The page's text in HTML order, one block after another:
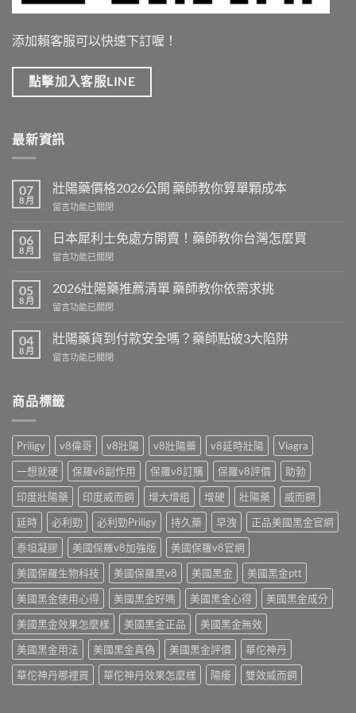
添加賴客服可以快速下訂喔！
點擊加入客服LINE
最新資訊
07
8 月
壯陽藥價格2026公開 藥師教你算單顆成本
在
陽
藥
價
2026
公
開
師
教
單
顆
本〉
留言功能已關閉
06
8 月
日本犀利士免處方開賣！藥師教你台灣怎麼買
在
本
利
免
處
方
藥
你
台
灣
怎
麼
買〉
中
留言功能已關閉
05
8 月
2026壯陽藥推薦清單 藥師教你依需求挑
在
壯
陽
藥
清
教
你
依
需
求
挑〉
中
留言功能已關閉
04
8 月
壯陽藥貨到付款安全嗎？藥師點破3大陷阱
在
藥
貨
付
安
全
嗎？
藥
師
點
破
3
大
陷
阱〉
中
留言功能已關閉
商品標籤
Priligy v8偉哥 v8壯陽 v8壯陽藥 v8延時壯陽
Viagra
一想就硬
保羅v8副作用 保羅v8訂購 保羅v8評價
助勃
印度壯陽藥
印度威而鋼 增大增粗 增硬 壯陽藥
威而鋼
延時
必利勁 必利勁Priligy 持久藥 早洩
正品美國黑金官網
泰坦凝膠
美國保羅v8加強版
美國保羅v8官網
美國保羅生物科技
美國保羅黑v8 美國黑金
美國黑金ptt
美國黑金使用心得
美國黑金好嗎 美國黑金心得
美國黑金成分
美國黑金效果怎麼樣
美國黑金正品
美國黑金無效
美國黑金用法
美國黑金真偽 美國黑金評價
華佗神丹
華佗神丹哪裡買
華佗神丹效果怎麼樣 陽痿 雙效威而鋼